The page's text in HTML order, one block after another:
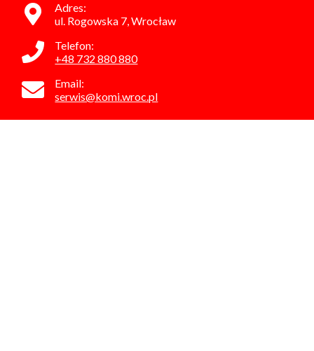
Adres:
ul. Rogowska 7, Wrocław
Telefon:
+48 732 880 880
Email:
serwis@komi.wroc.pl